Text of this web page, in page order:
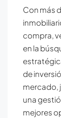
Con más
compra,
en la
de
mercado,
una
mejores